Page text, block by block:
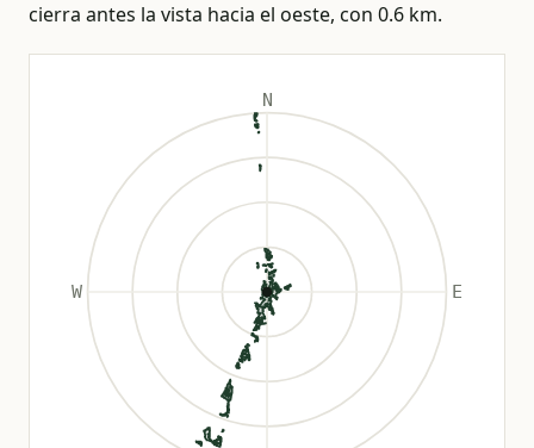
cierra antes la vista hacia el oeste, con 0.6 km.